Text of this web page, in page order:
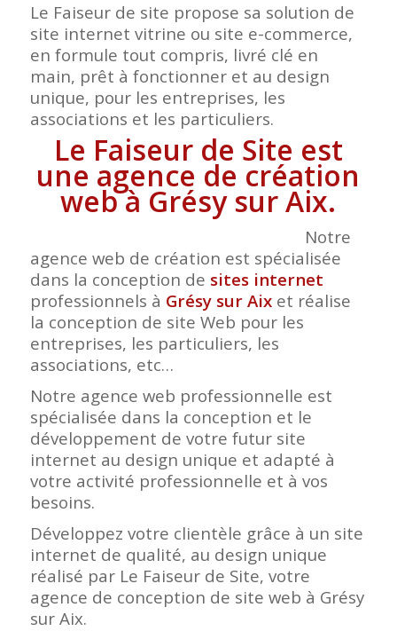
Le Faiseur de site propose sa solution de
site internet vitrine ou site e-commerce,
en formule tout compris, livré clé en
main, prêt à fonctionner et au design
unique, pour les entreprises, les
associations et les particuliers.
Le Faiseur de Site est
une agence de création
web à Grésy sur Aix.
Notre
agence web de création est spécialisée
dans la conception de sites internet
professionnels à Grésy sur Aixet réalise
la conception de site Web pour les
entreprises, les particuliers, les
associations, etc…
Notre agence web professionnelle est
spécialisée dans la conception et le
développement de votre futur site
internet au design unique et adapté à
votre activité professionnelle et à vos
besoins.
Développez votre clientèle grâce à un site
internet de qualité, au design unique
réalisé par Le Faiseur de Site, votre
agence de conception de site web à Grésy
sur Aix.